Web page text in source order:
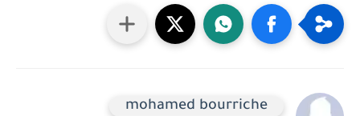
mohamed bourriche